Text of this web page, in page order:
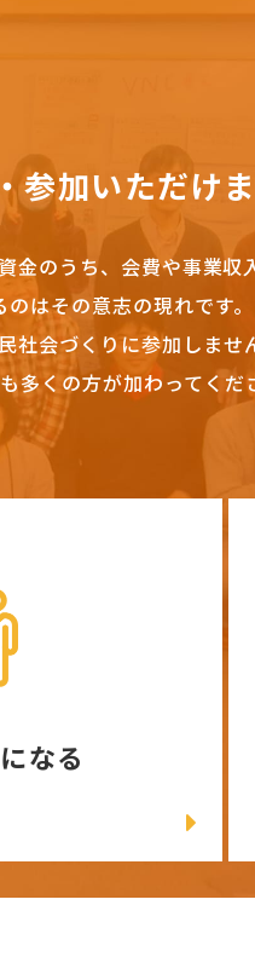
参加いただけ
金のうち、会費や事業収
はその意志の現れです。
社会づくりに参加しませ
くの方が加わってくだ
なる